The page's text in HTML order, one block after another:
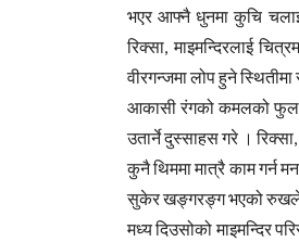
भएर आफ्नै धुनमा कुचि
रिक्सा, माइमन्दिरलाई
वीरगन्जमा लोप हुने
आकासी रंगको कमलको फुल
उतार्ने दुस्साहस गरे ।
कुनै थिममा मात्रै काम गर्न
सुकेर खङ्गरङ्ग भएको रुखले
मध्य दिउसोको माइमन्दिर